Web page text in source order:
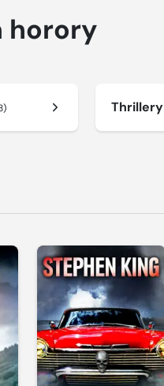
horory
Thrillery